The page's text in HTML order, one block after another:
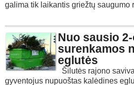
galima tik laikantis griežtų saugumo
Nuo sausio
surenkamos
eglutės
Šilutės rajono
gyventojus nupuoštas kalėdines